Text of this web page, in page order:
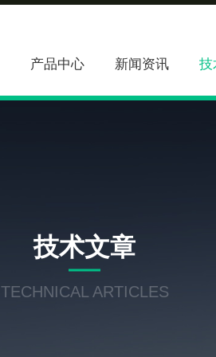
产品中心 新闻资讯 技
技术文章
TECHNICAL ARTICLES